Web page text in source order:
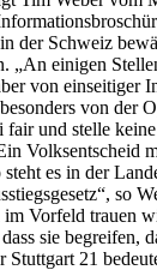
der Schweiz
„An einigen
von einseitiger
von der
fair und stelle
Volksentscheid
steht es in der
so
Vorfeld trauen
sie begreifen,
Stuttgart 21